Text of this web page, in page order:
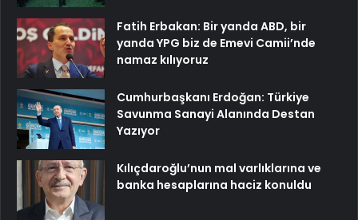
Fatih Erbakan: Bir yanda ABD, bir
yanda YPG biz de Emevi Camii’nde
namaz kılıyoruz
Cumhurbaşkanı Erdoğan: Türkiye
Savunma Sanayi Alanında Destan
Yazıyor
Kılıçdaroğlu’nun mal varlıklarına ve
banka hesaplarına haciz konuldu